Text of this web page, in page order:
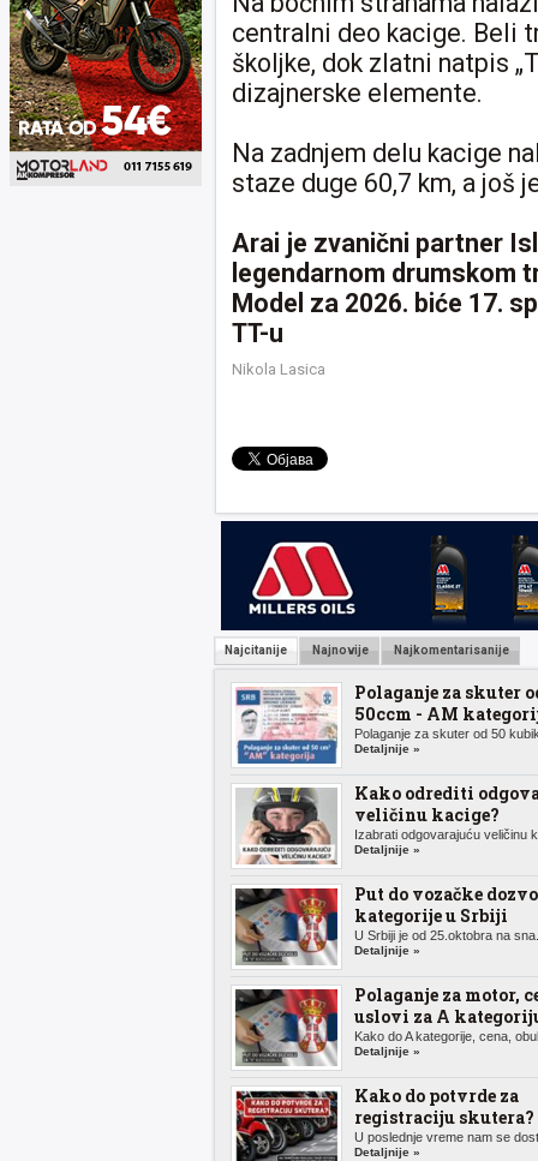
centralni deo kacige. Beli
školjke, dok zlatni natpis
dizajnerske elemente.
Na zadnjem delu kacige
staze duge 60,7 km, a još
Arai je zvanični partner
legendarnom drumskom
Model za 2026. biće 17.
TT-u
Nikola Lasica
Najcitanije Najnovije Najkomentarisanije
Polaganje za skuter
50ccm - AM
Polaganje za skuter od 50
Detaljnije »
Kako odrediti
veličinu kacige?
Izabrati odgovarajuću veličinu
Detaljnije »
Put do vozačke
kategorije u Srbiji
U Srbiji je od 25.oktobra na
Detaljnije »
Polaganje za motor,
uslovi za A
Kako do A kategorije, cena,
Detaljnije »
Kako do potvrde za
registraciju skutera?
U poslednje vreme nam se
Detaljnije »